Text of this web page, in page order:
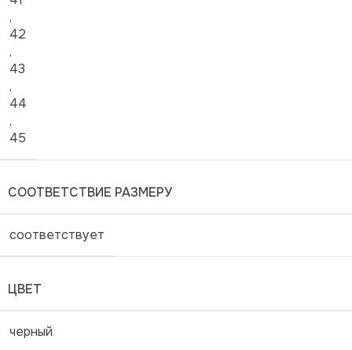
,
42
,
43
,
44
,
45
СООТВЕТСТВИЕ РАЗМЕРУ
соответствует
ЦВЕТ
черный